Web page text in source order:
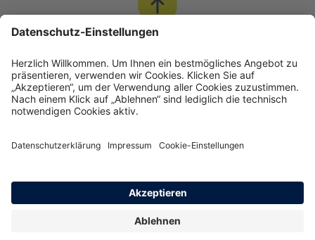
Nach Oben
© INTER Versicherungsgruppe
Impressum
Cookie-Einstellungen